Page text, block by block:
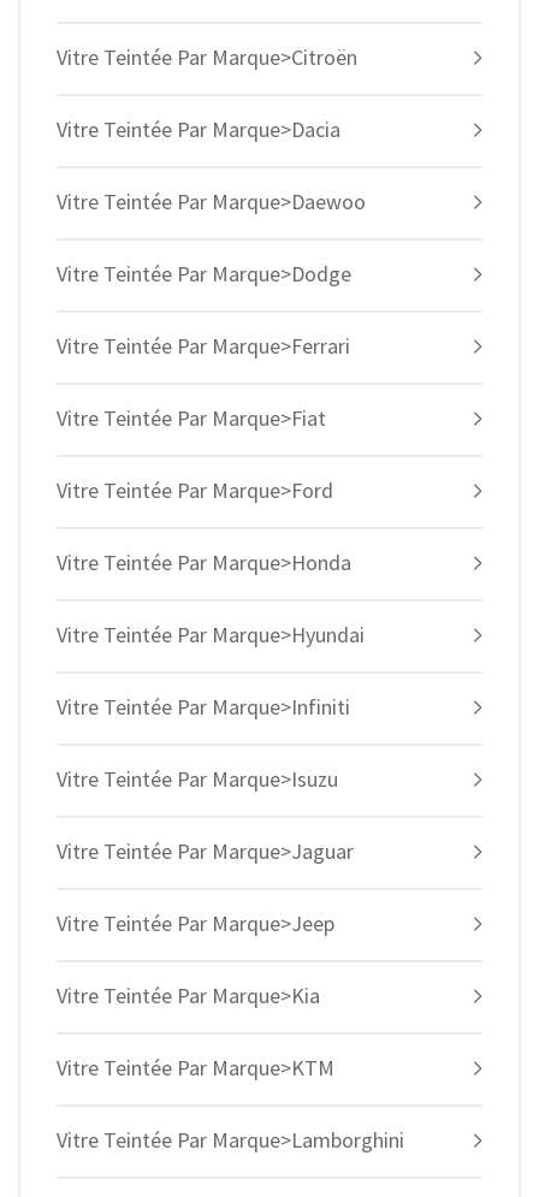
Vitre Teintée Par Marque>Citroën
Vitre Teintée Par Marque>Dacia
Vitre Teintée Par Marque>Daewoo
Vitre Teintée Par Marque>Dodge
Vitre Teintée Par Marque>Ferrari
Vitre Teintée Par Marque>Fiat
Vitre Teintée Par Marque>Ford
Vitre Teintée Par Marque>Honda
Vitre Teintée Par Marque>Hyundai
Vitre Teintée Par Marque>Infiniti
Vitre Teintée Par Marque>Isuzu
Vitre Teintée Par Marque>Jaguar
Vitre Teintée Par Marque>Jeep
Vitre Teintée Par Marque>Kia
Vitre Teintée Par Marque>KTM
Vitre Teintée Par Marque>Lamborghini